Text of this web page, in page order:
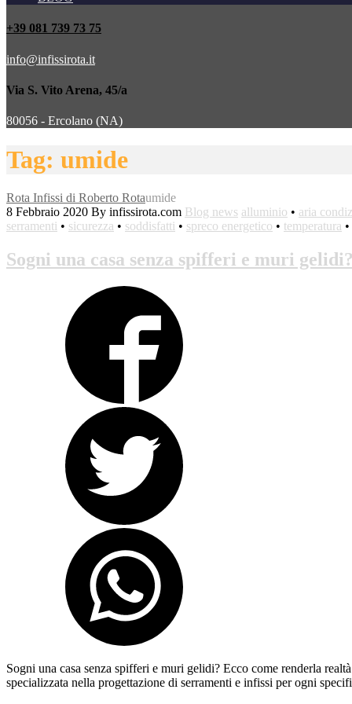
+39 081 739 73 75
info@infissirota.it
Via S. Vito Arena, 45/a
80056 - Ercolano (NA)
Tag: umide
Rota Infissi di Roberto Rotaumide
8 Febbraio 2020 By infissirota.com Blog news alluminio • aria
serramenti • sicurezza • soddisfatti • spreco energetico • temperatura •
Sogni una casa senza spifferi e muri
Sogni una casa senza spifferi e muri gelidi? Ecco come renderla
specializzata nella progettazione di serramenti e infissi per ogni